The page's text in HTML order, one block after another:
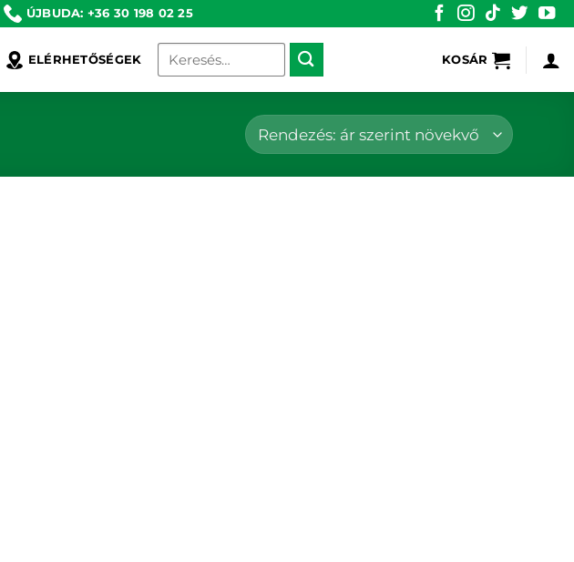
ÚJBUDA: +36 30 198 02 25
ELÉRHETŐSÉGEK
Keresés
következőre:
KOSÁR